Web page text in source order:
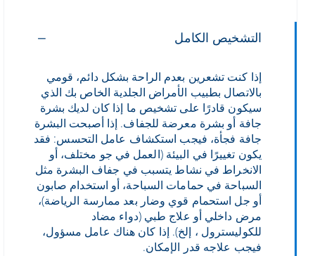
التشخيص الكامل
إذا كنت تشعرين بعدم الراحة بشكل دائم، قومي
بالاتصال بطبيب الأمراض الجلدية الخاص بك الذي
سيكون قادرًا على تشخيص ما إذا كان لديك بشرة
جافة أو بشرة معرضة للجفاف. إذا أصبحت البشرة
جافة فجأة، فيجب استكشاف عامل التحسس: فقد
يكون تغييرًا في البيئة (العمل في جو مختلف، أو
الانخراط في نشاط يتسبب في جفاف البشرة مثل
السباحة في حمامات السباحة، أو استخدام صابون
أو جل استحمام قوي وضار بعد ممارسة الرياضة)،
مرض داخلي أو علاج طبي (دواء مضاد
للكوليسترول ، إلخ). إذا كان هناك عامل مسؤول،
فيجب علاجه قدر الإمكان.